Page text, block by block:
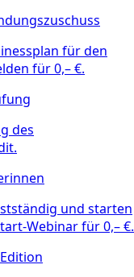
für den
für 0,– €.
des
und starten
Webinar für 0,– €.